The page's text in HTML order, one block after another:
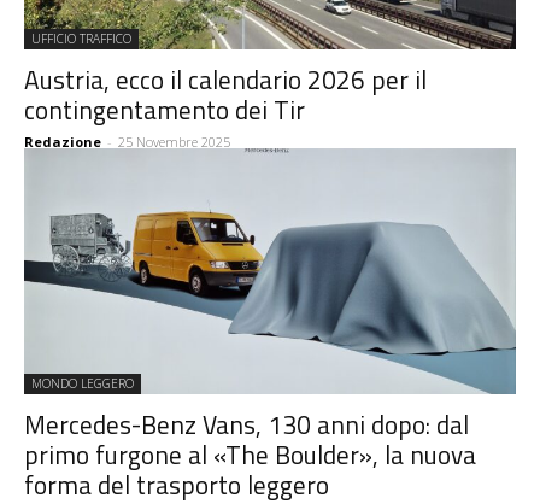
UFFICIO TRAFFICO
Austria, ecco il calendario 2026 per il
contingentamento dei Tir
Redazione - 25 Novembre 2025
MONDO LEGGERO
Mercedes-Benz Vans, 130 anni dopo: dal
primo furgone al «The Boulder», la nuova
forma del trasporto leggero